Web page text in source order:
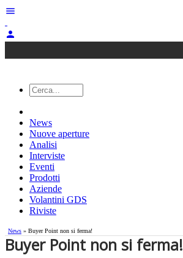
menu
person
News
Nuove aperture
Analisi
Interviste
Eventi
Prodotti
Aziende
Volantini GDS
Riviste
News » Buyer Point non si ferma!
Buyer Point non si ferma!